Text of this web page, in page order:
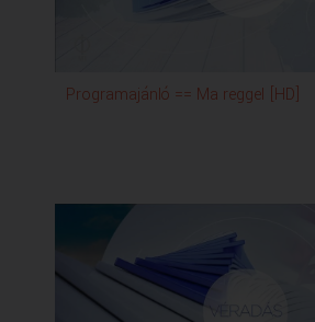
Programajánló == Ma reggel [HD]